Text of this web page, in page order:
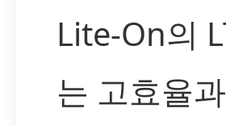
Lite-On의
는 고효율